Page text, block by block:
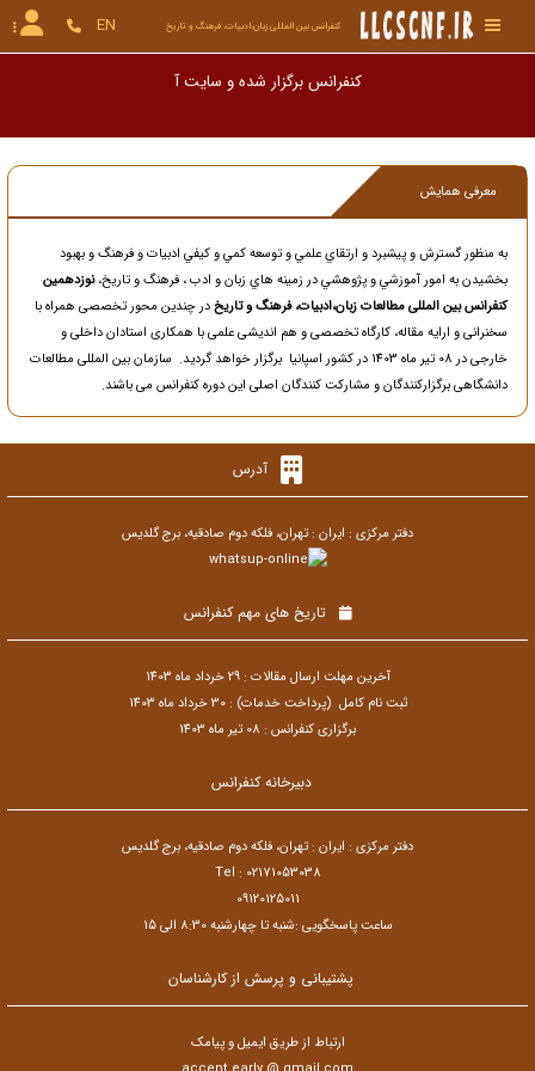
کنفرانس بین المللی زبان،ادبیات، فرهنگ و تاریخ EN
کنفرانس برگزار شده و س
معرفی همایش
به منظور گسترش و پيشبرد و ارتقاي علمي و توسعه کمي و کيفي ادبیات و فرهنگ و بهبود
بخشيدن به امور آموزشي و پژوهشي در زمينه هاي زبان و ادب ، فرهنگ و تاریخ،نوزدهمین
کنفرانس بین المللی مطالعات زبان،ادبیات، فرهنگ و تاریخدر چندین محور تخصصی همراه با
سخنرانی و ارایه مقاله، کارگاه تخصصی و هم اندیشی علمی با همکاری استادان داخلی و
خارجی در 08 تیر ماه 1403 در کشور اسپانیا برگزار خواهد گردید. سازمان بین المللی مطالعات
دانشگاهی برگزارکنندگان و مشارکت کنندگان اصلی این دوره کنفرانس می باشند.
آدرس
دفتر مرکزی : ایران : تهران، فلکه دوم صادقیه، برج گلدیس
تاریخ های مهم کنفرانس
آخرین مهلت ارسال مقالات : 29 خرداد ماه 1403
ثبت نام کامل (پرداخت خدمات) : 30 خرداد ماه 1403
برگزاری کنفرانس : 08 تیر ماه 1403
دبیرخانه کنفرانس
دفتر مرکزی : ایران : تهران، فلکه دوم صادقیه، برج گلدیس
Tel : 02171053038
09120125011
ساعت پاسخگویی :شنبه تا چهارشنبه 8:30 الی 15
پشتیبانی و پرسش از کارشناسان
ارتباط از طریق ایمیل و پیامک